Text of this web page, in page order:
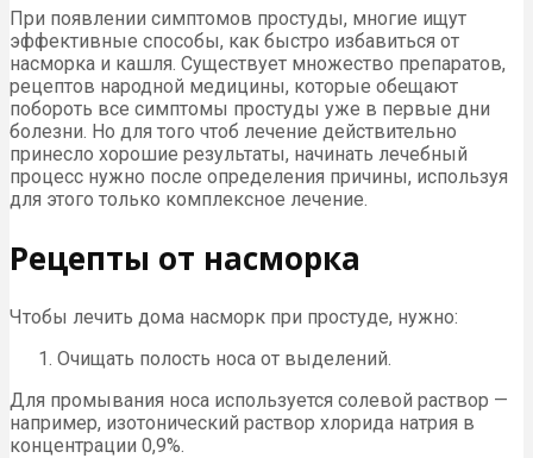
При появлении симптомов простуды, многие ищут
эффективные способы, как быстро избавиться от
насморка и кашля. Существует множество препаратов,
рецептов народной медицины, которые обещают
побороть все симптомы простуды уже в первые дни
болезни. Но для того чтоб лечение действительно
принесло хорошие результаты, начинать лечебный
процесс нужно после определения причины, используя
для этого только комплексное лечение.
Рецепты от насморка
Чтобы лечить дома насморк при простуде, нужно:
Очищать полость носа от выделений.
Для промывания носа используется солевой раствор —
например, изотонический раствор хлорида натрия в
концентрации 0,9%.